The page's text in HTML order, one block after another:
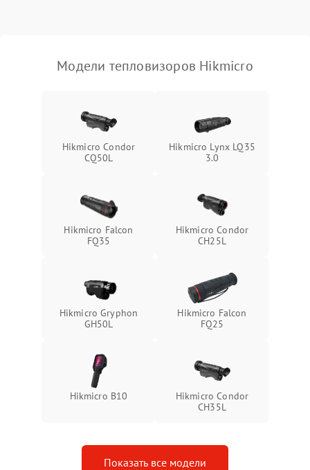
Модели тепловизоров Hikmicro
Hikmicro Condor
CQ50L
Hikmicro Lynx LQ35
3.0
Hikmicro Falcon
FQ35
Hikmicro Condor
CH25L
Hikmicro Gryphon
GH50L
Hikmicro Falcon
FQ25
Hikmicro B10
Hikmicro Condor
CH35L
Показать все модели